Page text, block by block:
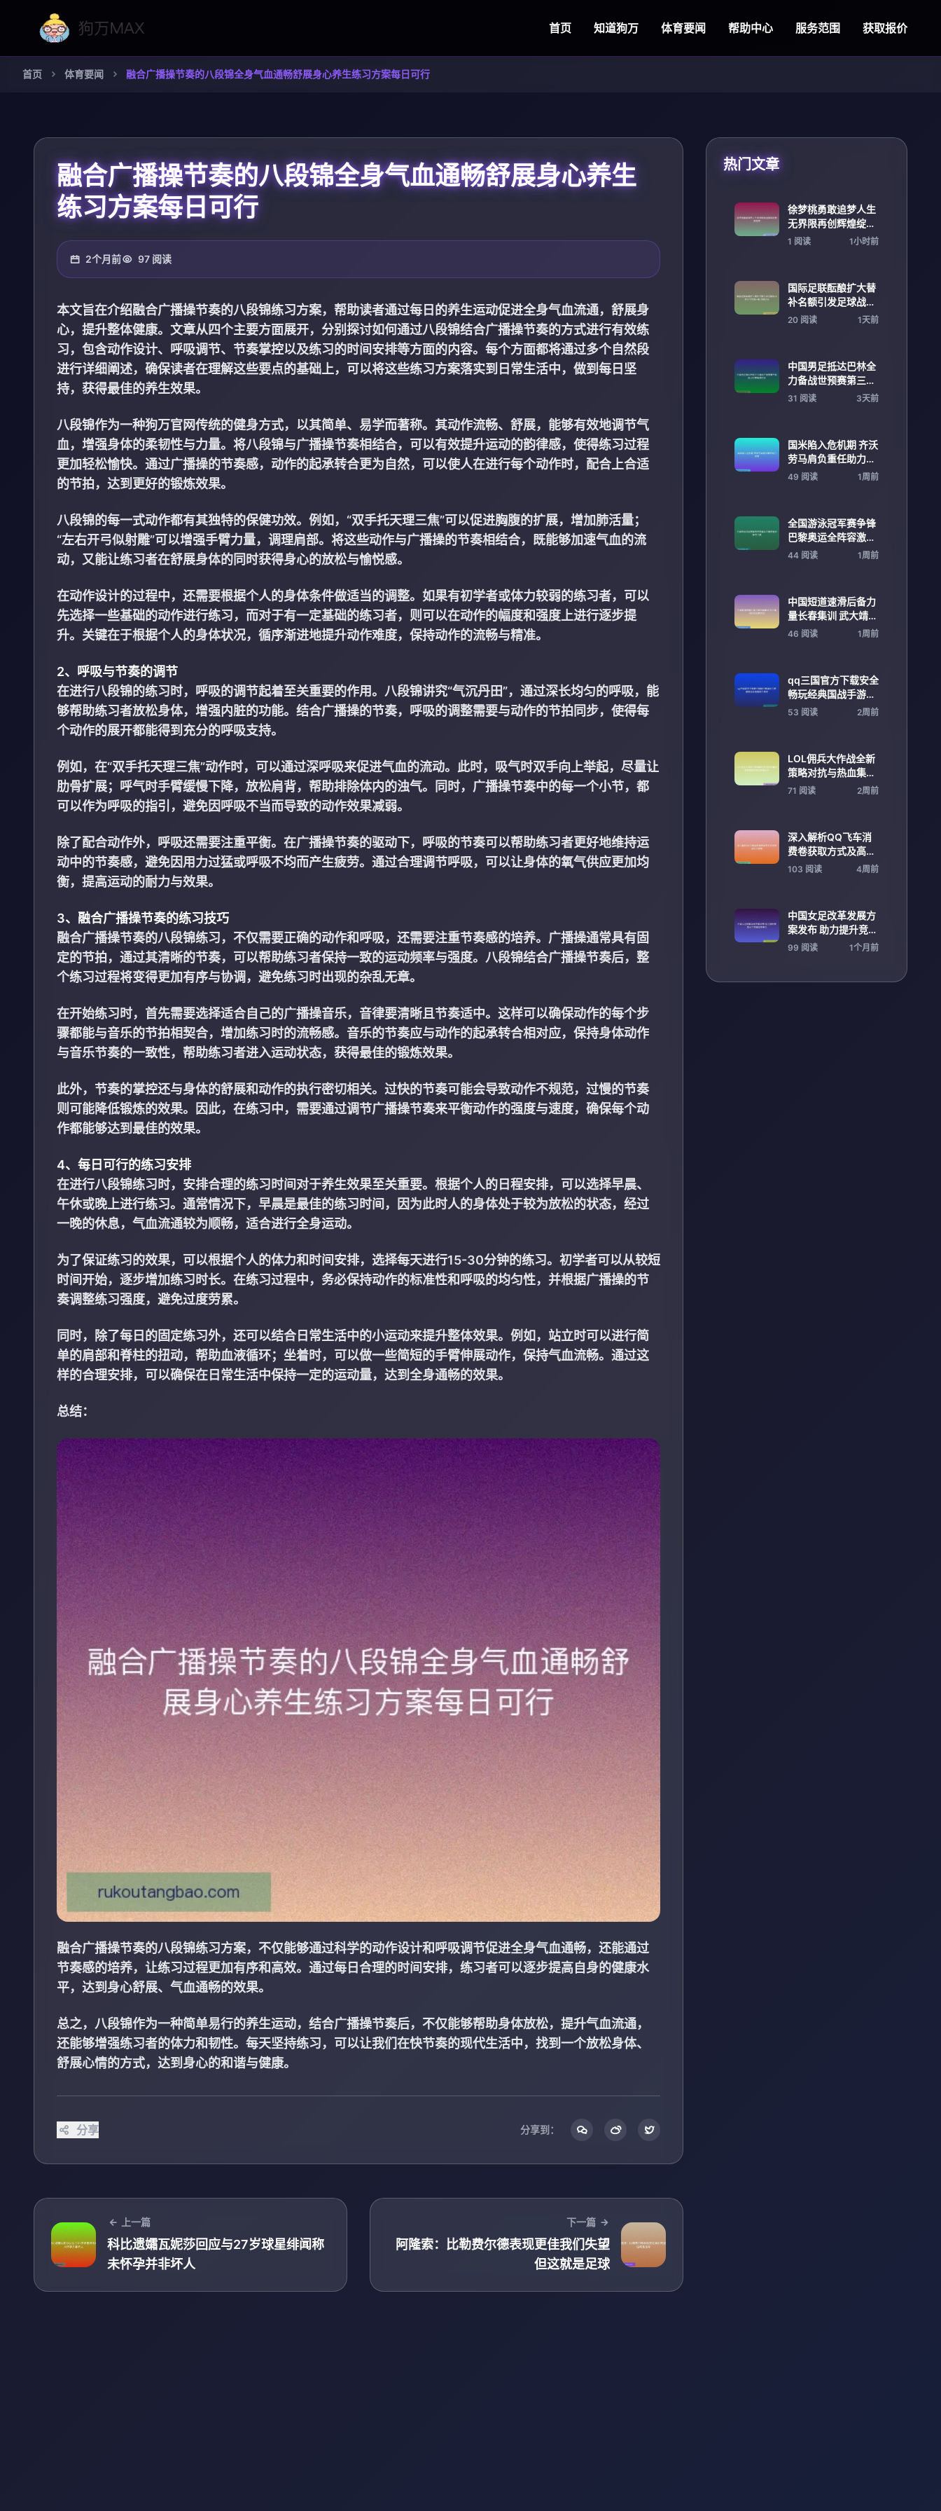
首页 知道狗万 体育要闻 帮助中心 服务范围 获取报价
首页 体育要闻 融合广播操节奏的八段锦全身气血通畅舒展身心养生练习方案每日可行
融合广播操节奏的八段锦全身气血通畅舒展身心养生
练习方案每日可行
2个月前 97 阅读
本文旨在介绍融合广播操节奏的八段锦练习方案，帮助读者通过每日的养生运动促进全身气血流通，舒展身
心，提升整体健康。文章从四个主要方面展开，分别探讨如何通过八段锦结合广播操节奏的方式进行有效练
习，包含动作设计、呼吸调节、节奏掌控以及练习的时间安排等方面的内容。每个方面都将通过多个自然段
进行详细阐述，确保读者在理解这些要点的基础上，可以将这些练习方案落实到日常生活中，做到每日坚
持，获得最佳的养生效果。
八段锦作为一种狗万官网传统的健身方式，以其简单、易学而著称。其动作流畅、舒展，能够有效地调节气
血，增强身体的柔韧性与力量。将八段锦与广播操节奏相结合，可以有效提升运动的韵律感，使得练习过程
更加轻松愉快。通过广播操的节奏感，动作的起承转合更为自然，可以使人在进行每个动作时，配合上合适
的节拍，达到更好的锻炼效果。
八段锦的每一式动作都有其独特的保健功效。例如，“双手托天理三焦”可以促进胸腹的扩展，增加肺活量；
“左右开弓似射雕”可以增强手臂力量，调理肩部。将这些动作与广播操的节奏相结合，既能够加速气血的流
动，又能让练习者在舒展身体的同时获得身心的放松与愉悦感。
在动作设计的过程中，还需要根据个人的身体条件做适当的调整。如果有初学者或体力较弱的练习者，可以
先选择一些基础的动作进行练习，而对于有一定基础的练习者，则可以在动作的幅度和强度上进行逐步提
升。关键在于根据个人的身体状况，循序渐进地提升动作难度，保持动作的流畅与精准。
2、呼吸与节奏的调节
在进行八段锦的练习时，呼吸的调节起着至关重要的作用。八段锦讲究“气沉丹田”，通过深长均匀的呼吸，能
够帮助练习者放松身体，增强内脏的功能。结合广播操的节奏，呼吸的调整需要与动作的节拍同步，使得每
个动作的展开都能得到充分的呼吸支持。
例如，在“双手托天理三焦”动作时，可以通过深呼吸来促进气血的流动。此时，吸气时双手向上举起，尽量让
肋骨扩展；呼气时手臂缓慢下降，放松肩背，帮助排除体内的浊气。同时，广播操节奏中的每一个小节，都
可以作为呼吸的指引，避免因呼吸不当而导致的动作效果减弱。
除了配合动作外，呼吸还需要注重平衡。在广播操节奏的驱动下，呼吸的节奏可以帮助练习者更好地维持运
动中的节奏感，避免因用力过猛或呼吸不均而产生疲劳。通过合理调节呼吸，可以让身体的氧气供应更加均
衡，提高运动的耐力与效果。
3、融合广播操节奏的练习技巧
融合广播操节奏的八段锦练习，不仅需要正确的动作和呼吸，还需要注重节奏感的培养。广播操通常具有固
定的节拍，通过其清晰的节奏，可以帮助练习者保持一致的运动频率与强度。八段锦结合广播操节奏后，整
个练习过程将变得更加有序与协调，避免练习时出现的杂乱无章。
在开始练习时，首先需要选择适合自己的广播操音乐，音律要清晰且节奏适中。这样可以确保动作的每个步
骤都能与音乐的节拍相契合，增加练习时的流畅感。音乐的节奏应与动作的起承转合相对应，保持身体动作
与音乐节奏的一致性，帮助练习者进入运动状态，获得最佳的锻炼效果。
此外，节奏的掌控还与身体的舒展和动作的执行密切相关。过快的节奏可能会导致动作不规范，过慢的节奏
则可能降低锻炼的效果。因此，在练习中，需要通过调节广播操节奏来平衡动作的强度与速度，确保每个动
作都能够达到最佳的效果。
4、每日可行的练习安排
在进行八段锦练习时，安排合理的练习时间对于养生效果至关重要。根据个人的日程安排，可以选择早晨、
午休或晚上进行练习。通常情况下，早晨是最佳的练习时间，因为此时人的身体处于较为放松的状态，经过
一晚的休息，气血流通较为顺畅，适合进行全身运动。
为了保证练习的效果，可以根据个人的体力和时间安排，选择每天进行15-30分钟的练习。初学者可以从较短
时间开始，逐步增加练习时长。在练习过程中，务必保持动作的标准性和呼吸的均匀性，并根据广播操的节
奏调整练习强度，避免过度劳累。
同时，除了每日的固定练习外，还可以结合日常生活中的小运动来提升整体效果。例如，站立时可以进行简
单的肩部和脊柱的扭动，帮助血液循环；坐着时，可以做一些简短的手臂伸展动作，保持气血流畅。通过这
样的合理安排，可以确保在日常生活中保持一定的运动量，达到全身通畅的效果。
总结：
融合广播操节奏的八段锦练习方案，不仅能够通过科学的动作设计和呼吸调节促进全身气血通畅，还能通过
节奏感的培养，让练习过程更加有序和高效。通过每日合理的时间安排，练习者可以逐步提高自身的健康水
平，达到身心舒展、气血通畅的效果。
总之，八段锦作为一种简单易行的养生运动，结合广播操节奏后，不仅能够帮助身体放松，提升气血流通，
还能够增强练习者的体力和韧性。每天坚持练习，可以让我们在快节奏的现代生活中，找到一个放松身体、
舒展心情的方式，达到身心的和谐与健康。
分享 分享到：
上一篇
科比遗孀瓦妮莎回应与27岁球星绯闻称
未怀孕并非坏人
下一篇
阿隆索：比勒费尔德表现更佳我们失望
但这就是足球
热门文章
徐梦桃勇敢追梦人生
无界限再创辉煌绽放
新高度
1 阅读 1小时前
国际足联酝酿扩大替
补名额引发足球战术
与公平性新一轮全球
20 阅读 1天前
中国男足抵达巴林全
力备战世预赛第三阶
段小组赛蓄势待发
31 阅读 3天前
国米陷入危机期 齐沃
劳马肩负重任助力逆
袭
49 阅读 1周前
全国游泳冠军赛争锋
巴黎奥运全阵容激烈
争夺门票
44 阅读 1周前
中国短道速滑后备力
量长春集训 武大靖领
衔顶级教练团
46 阅读 1周前
qq三国官方下载安全
畅玩经典国战手游最
新版本指南新手向导
53 阅读 2周前
LOL佣兵大作战全新
策略对抗与热血集结
盛典巅峰荣耀启航新
71 阅读 2周前
深入解析QQ飞车消
费卷获取方式及高效
使用全攻略
103 阅读 4周前
中国女足改革发展方
案发布 助力提升竞技
水平与国际竞争力
99 阅读 1个月前